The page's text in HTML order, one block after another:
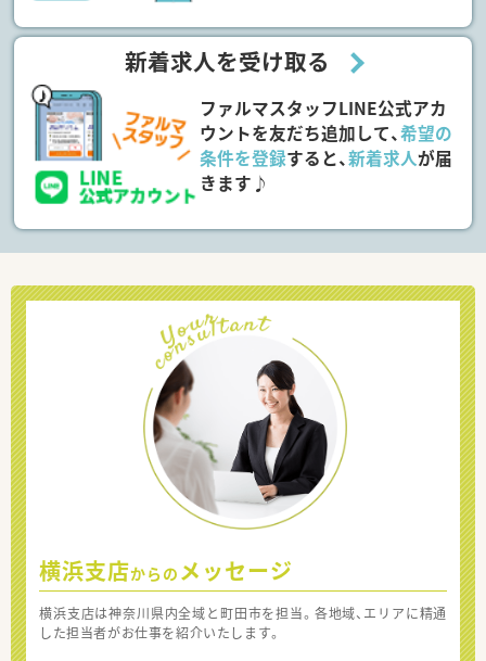
新着求人を受け取る
ファルマスタッフLINE公式アカ
ウントを友だち追加して、希望の
条件を登録すると、新着求人が届
きます♪
横浜支店からの メッセージ
横浜支店は神奈川県内全域と町田市を担当。各地域、エリアに精通
した担当者がお仕事を紹介いたします。